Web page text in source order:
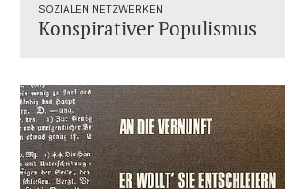
SOZIALEN NETZWERKEN
Konspirativer Populismus